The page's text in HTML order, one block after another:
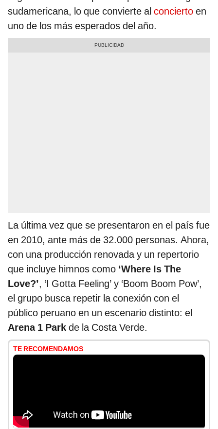
sudamericana, lo que convierte al concierto en
uno de los más esperados del año.
La última vez que se presentaron en el país fue
en 2010, ante más de 32.000 personas. Ahora,
con una producción renovada y un repertorio
que incluye himnos como ‘Where Is The
Love?’, ‘I Gotta Feeling’ y ‘Boom Boom Pow’,
el grupo busca repetir la conexión con el
público peruano en un escenario distinto: el
Arena 1 Park de la Costa Verde.
TE RECOMENDAMOS